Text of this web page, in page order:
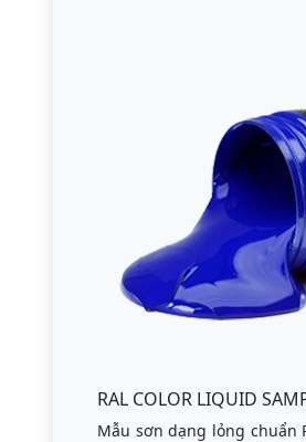
RAL COLOR LIQUID
Mẫu sơn dạng lỏng chuẩn